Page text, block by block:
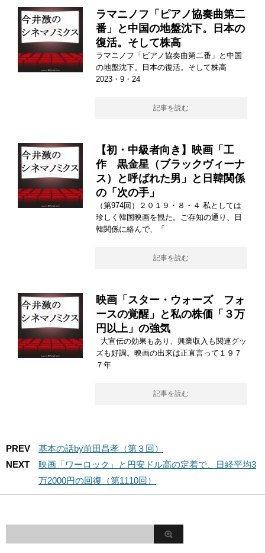
ラマニノフ「ピアノ協奏曲第二
番」と中国の地盤沈下。日本の
復活。そして株高
ラマニノフ「ピアノ協奏曲第二番」と中国
の地盤沈下。日本の復活。そして株高
2023・9・24
記事を読む
【初・中級者向き】映画「工
作 黒金星（ブラックヴィーナ
ス）と呼ばれた男」と日韓関係
の「次の手」
（第974回）２０１９・８・４ 私としては
珍しく韓国映画を観た。ご存知の通り、日
韓関係に絡んで、「
記事を読む
映画「スター・ウォーズ フォ
ースの覚醒」と私の株価「３万
円以上」の強気
大宣伝の効果もあり、興業収入も関連グッ
ズも好調。映画の出来は正直言って１９７
７年
記事を読む
PREV
基本の話by前田昌孝（第３回）
NEXT
映画「ワーロック」と円安ドル高の定着で、日経平均3
万2000円の回復（第1110回）